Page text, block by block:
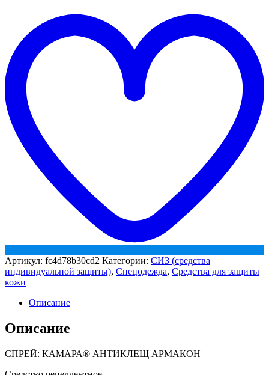
АНТИКЛЕЩ
репеллент
мл,
1202
Артикул: fc4d78b30cd2 Категории: СИЗ (средства
индивидуальной защиты), Спецодежда, Средства для защиты
кожи
Описание
Описание
СПРЕЙ: КАМАРА® АНТИКЛЕЩ АРМАКОН